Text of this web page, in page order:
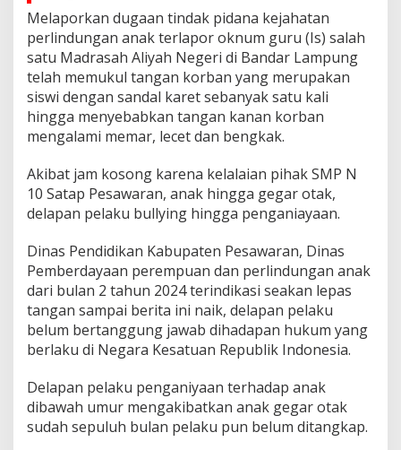
Melaporkan dugaan tindak pidana kejahatan
perlindungan anak terlapor oknum guru (Is) salah
satu Madrasah Aliyah Negeri di Bandar Lampung
telah memukul tangan korban yang merupakan
siswi dengan sandal karet sebanyak satu kali
hingga menyebabkan tangan kanan korban
mengalami memar, lecet dan bengkak.
Akibat jam kosong karena kelalaian pihak SMP N
10 Satap Pesawaran, anak hingga gegar otak,
delapan pelaku bullying hingga penganiayaan.
Dinas Pendidikan Kabupaten Pesawaran, Dinas
Pemberdayaan perempuan dan perlindungan anak
dari bulan 2 tahun 2024 terindikasi seakan lepas
tangan sampai berita ini naik, delapan pelaku
belum bertanggung jawab dihadapan hukum yang
berlaku di Negara Kesatuan Republik Indonesia.
Delapan pelaku penganiyaan terhadap anak
dibawah umur mengakibatkan anak gegar otak
sudah sepuluh bulan pelaku pun belum ditangkap.